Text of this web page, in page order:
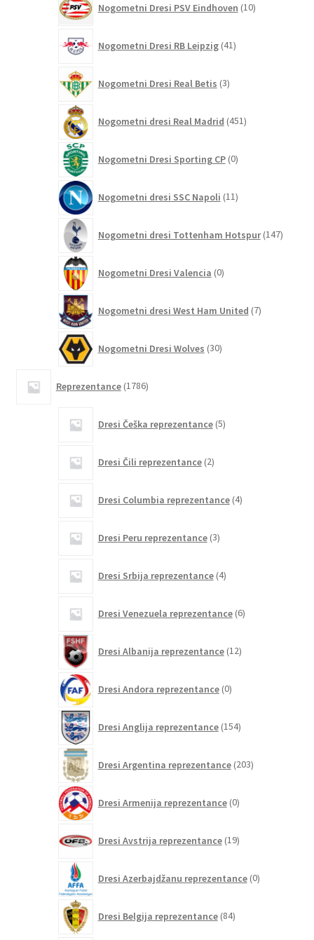
Nogometni Dresi PSV Eindhoven 10izdelkov
Nogometni Dresi RB Leipzig 41izdelkov
Nogometni Dresi Real Betis 3izdelki
Nogometni dresi Real Madrid 451izdelkov
Nogometni Dresi Sporting CP 0izdelkov
Nogometni dresi SSC Napoli 11izdelkov
Nogometni dresi Tottenham Hotspur 147
Nogometni Dresi Valencia 0izdelkov
Nogometni dresi West Ham United 7izdelkov
Nogometni Dresi Wolves 30izdelkov
Reprezentance 1786izdelkov
Dresi Češka reprezentance 5izdelkov
Dresi Čili reprezentance 2izdelka
Dresi Columbia reprezentance 4izdelki
Dresi Peru reprezentance 3izdelki
Dresi Srbija reprezentance 4izdelki
Dresi Venezuela reprezentance 6izdelkov
Dresi Albanija reprezentance 12izdelkov
Dresi Andora reprezentance 0izdelkov
Dresi Anglija reprezentance 154izdelkov
Dresi Argentina reprezentance 203izdelki
Dresi Armenija reprezentance 0izdelkov
Dresi Avstrija reprezentance 19izdelkov
Dresi Azerbajdžanu reprezentance 0izdelkov
Dresi Belgija reprezentance 84izdelkov